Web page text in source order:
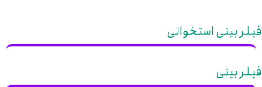
فیلر بینی استخوانی
فیلر بینی